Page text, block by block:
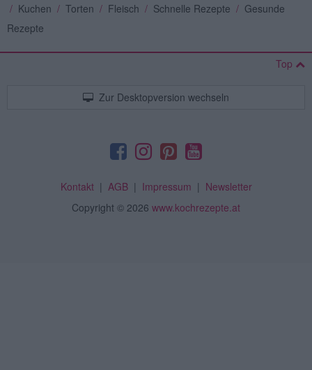
/ Kuchen / Torten / Fleisch / Schnelle Rezepte / Gesunde
Rezepte
Top
Zur Desktopversion wechseln
Kontakt| AGB| Impressum | Newsletter
Copyright © 2026 www.kochrezepte.at